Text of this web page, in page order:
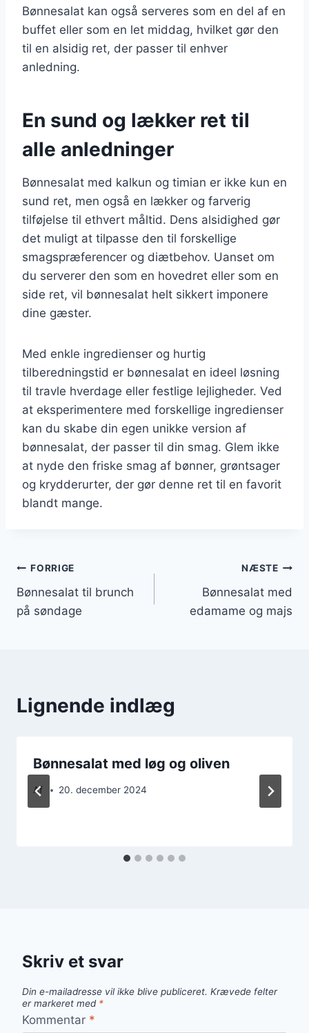
Bønnesalat kan også serveres som en del af en
buffet eller som en let middag, hvilket gør den
til en alsidig ret, der passer til enhver
anledning.
En sund og lækker ret til
alle anledninger
Bønnesalat med kalkun og timian er ikke kun en
sund ret, men også en lækker og farverig
tilføjelse til ethvert måltid. Dens alsidighed gør
det muligt at tilpasse den til forskellige
smagspræferencer og diætbehov. Uanset om
du serverer den som en hovedret eller som en
side ret, vil bønnesalat helt sikkert imponere
dine gæster.
Med enkle ingredienser og hurtig
tilberedningstid er bønnesalat en ideel løsning
til travle hverdage eller festlige lejligheder. Ved
at eksperimentere med forskellige ingredienser
kan du skabe din egen unikke version af
bønnesalat, der passer til din smag. Glem ikke
at nyde den friske smag af bønner, grøntsager
og krydderurter, der gør denne ret til en favorit
blandt mange.
Indlægsnavigation
FORRIGE
Bønnesalat til brunch
på søndage
NÆSTE
Bønnesalat med
edamame og majs
Lignende indlæg
Bønnesalat med løg og oliven
Af 20. december 2024
Skriv et svar
Din e-mailadresse vil ikke blive publiceret. Krævede felter
er markeret med *
Kommentar *